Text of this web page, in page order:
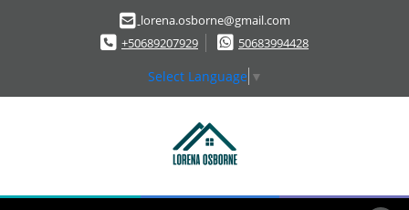
lorena.osborne@gmail.com
+50689207929
50683994428
Select Language ▼